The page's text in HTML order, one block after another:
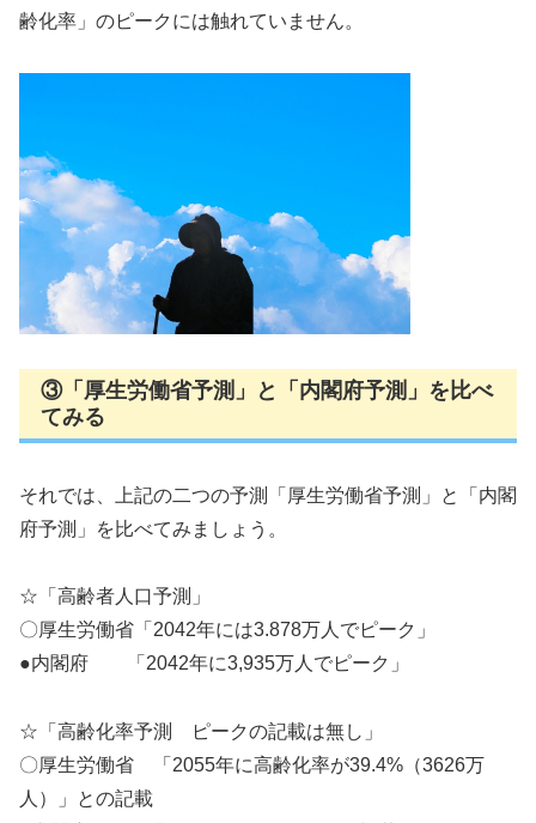
齢化率」のピークには触れていません。
③「厚生労働省予測」と「内閣府予測」を比べ
てみる
それでは、上記の二つの予測「厚生労働省予測」と「内閣
府予測」を比べてみましょう。
☆「高齢者人口予測」
〇厚生労働省「2042年には3.878万人でピーク」
●内閣府 「2042年に3,935万人でピーク」
☆「高齢化率予測 ピークの記載は無し」
〇厚生労働省 「2055年に高齢化率が39.4%（3626万
人）」との記載